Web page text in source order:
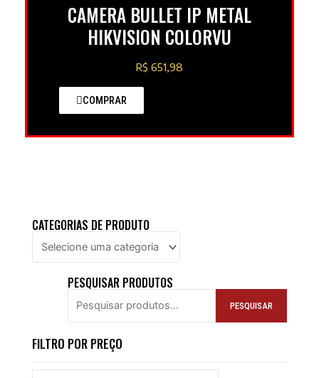
CAMERA BULLET IP METAL
HIKVISION COLORVU
R$ 651,98
COMPRAR
CATEGORIAS DE PRODUTO
PESQUISAR PRODUTOS
PESQUISAR
FILTRO POR PREÇO